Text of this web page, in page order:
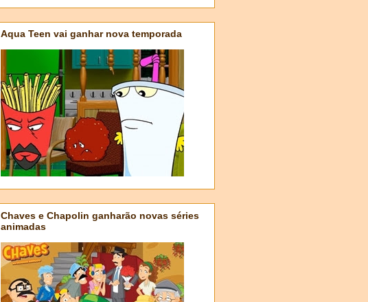
Aqua Teen vai ganhar nova temporada
Chaves e Chapolin ganharão novas séries
animadas